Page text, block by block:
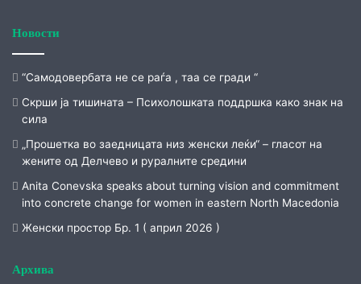
Новости
“Самодовербата не се раѓа , таа се гради “
Скрши ја тишината – Психолошката поддршка како знак на
сила
„Прошетка во заедницата низ женски леќи“ – гласот на
жените од Делчево и руралните средини
Anita Conevska speaks about turning vision and commitment
into concrete change for women in eastern North Macedonia
Женски простор Бр. 1 ( април 2026 )
Архива